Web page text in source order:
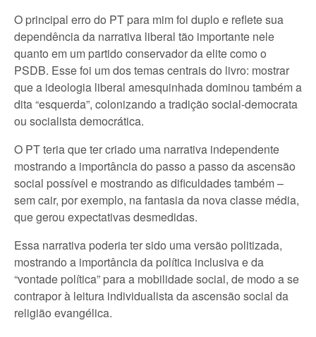
O principal erro do PT para mim foi duplo e reflete sua
dependência da narrativa liberal tão importante nele
quanto em um partido conservador da elite como o
PSDB. Esse foi um dos temas centrais do livro: mostrar
que a ideologia liberal amesquinhada dominou também a
dita “esquerda”, colonizando a tradição social-democrata
ou socialista democrática.
O PT teria que ter criado uma narrativa independente
mostrando a importância do passo a passo da ascensão
social possível e mostrando as dificuldades também –
sem cair, por exemplo, na fantasia da nova classe média,
que gerou expectativas desmedidas.
Essa narrativa poderia ter sido uma versão politizada,
mostrando a importância da política inclusiva e da
“vontade política” para a mobilidade social, de modo a se
contrapor à leitura individualista da ascensão social da
religião evangélica.